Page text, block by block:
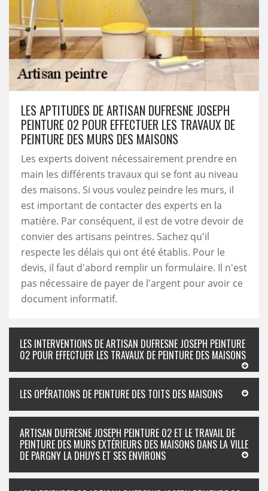
LES APTITUDES DE ARTISAN DUFRESNE JOSEPH
PEINTURE 02 POUR EFFECTUER LES TRAVAUX DE
PEINTURE DES MURS DES MAISONS
Les experts doivent nécessairement prendre en
main les différents travaux qui se font au niveau
des maisons. Si vous voulez peindre les murs, il
est important de contacter des experts en la
matière. Par conséquent, il est de votre devoir de
convier des artisans peintres. Sachez qu'il
respecte les délais qui ont été établis. Pour le
devis, il faut d'abord remplir un formulaire. Il n'est
pas nécessaire de payer de l'argent pour avoir ce
document informatif.
LES INTERVENTIONS DE ARTISAN DUFRESNE JOSEPH PEINTURE
02 POUR EFFECTUER LES TRAVAUX DE PEINTURE DES MAISONS
LES OPÉRATIONS DE PEINTURE DES TOITS DES MAISONS
ARTISAN DUFRESNE JOSEPH PEINTURE 02 ET LE TRAVAIL DE
PEINTURE DES MURS EXTÉRIEURS DES MAISONS DANS LA VILLE
DE PARGNY LA DHUYS ET SES ENVIRONS